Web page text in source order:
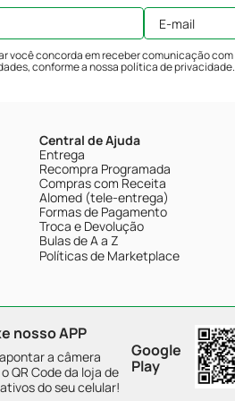
você concorda em receber comunicação com
conforme a nossapolítica de privacidade.
Central de Ajuda
Entrega
Recompra Programada
Compras com Receita
Alomed (tele-entrega)
Formas de Pagamento
Troca e Devolução
Bulas de A a Z
Políticas de Marketplace
nosso APP
a câmera
QR Code da loja de
do seu celular!
Google
Play